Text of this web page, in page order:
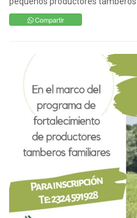
Compartir